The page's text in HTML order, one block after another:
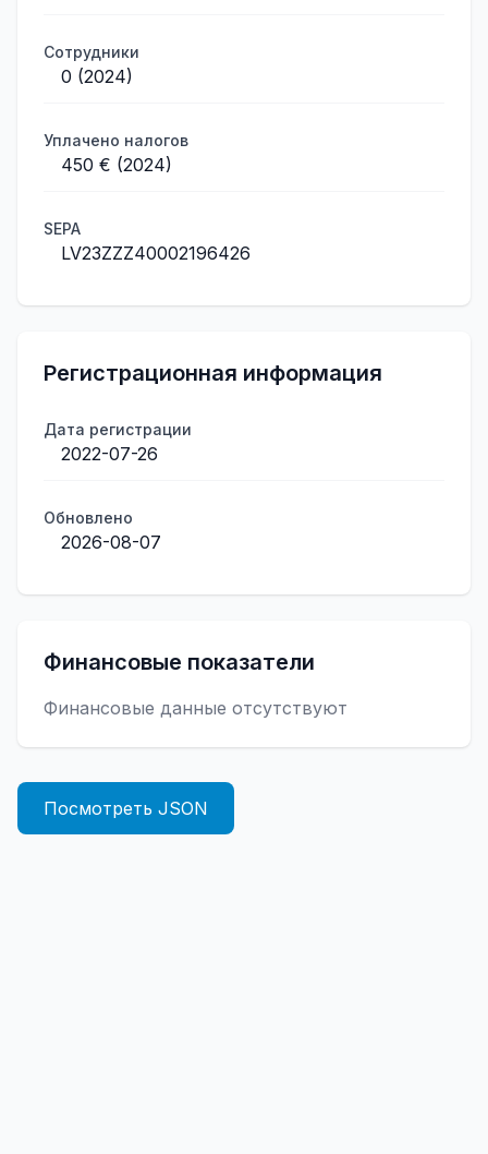
Сотрудники
0 (2024)
Уплачено налогов
450 € (2024)
SEPA
LV23ZZZ40002196426
Регистрационная информация
Дата регистрации
2022-07-26
Обновлено
2026-08-07
Финансовые показатели
Финансовые данные отсутствуют
Посмотреть JSON